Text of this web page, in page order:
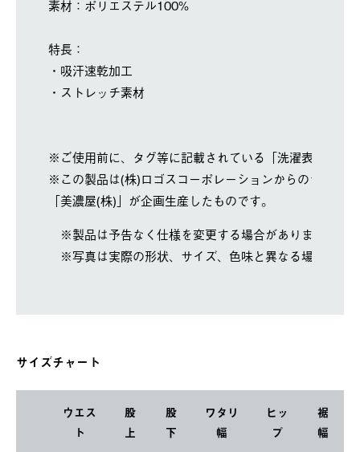
素材：ポリエステル100%
特長：
・吸汗速乾加工
・ストレッチ素材
※ご使用前に、タグ等に記載されている「洗濯表示」を
※この製品は(株)ロゴスコーポレーションからのライセ
「美濃屋(株)」が企画生産したものです。
※製品は予告なく仕様を変更する場合があります。
※写真は実際の形状、サイズ、色味と異なる場合があ
サイズチャート
ウエス
ト
股
上
股
下
ワタリ
幅
ヒッ
プ
裾
幅